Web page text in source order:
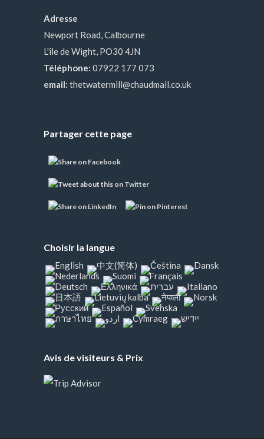
Adresse
Newport Road, Calbourne
L'île de Wight, PO30 4JN
Téléphone: 07922 177 073
email: thetwatermill@chaudmail.co.uk
Partager cette page
Choisir la langue
Avis de visiteurs & Prix